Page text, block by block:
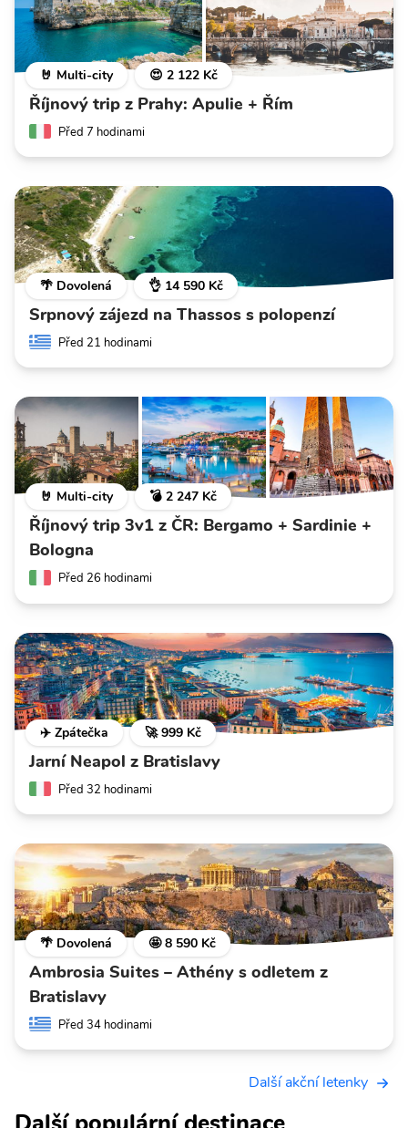
🤘 Multi-city 😍 2 122 Kč
Říjnový trip z Prahy: Apulie + Řím
Před 7 hodinami
🌴 Dovolená 👌 14 590 Kč
Srpnový zájezd na Thassos s polopenzí
Před 21 hodinami
🤘 Multi-city 💣 2 247 Kč
Říjnový trip 3v1 z ČR: Bergamo + Sardinie +
Bologna
Před 26 hodinami
✈️ Zpátečka 🚀 999 Kč
Jarní Neapol z Bratislavy
Před 32 hodinami
🌴 Dovolená 🤩 8 590 Kč
Ambrosia Suites – Athény s odletem z
Bratislavy
Před 34 hodinami
Další akční letenky